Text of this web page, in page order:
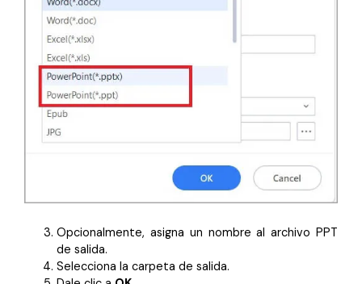
Opcionalmente, asigna un nombre al archivo PPT
de salida.
Selecciona la carpeta de salida.